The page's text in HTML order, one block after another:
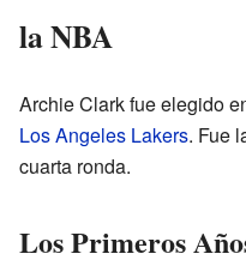
la NBA
Archie Clark fue elegido
Los Angeles Lakers. Fue
cuarta ronda.
Los Primeros